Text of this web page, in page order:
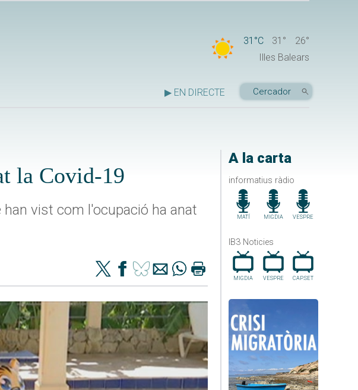
31°C 31°
26°
Illes Balears
▶ EN DIRECTE
A la carta
informatius ràdio
MATÍ MIGDIA VESPRE
IB3 Noticies
MIGDIA VESPRE CAP.SET
la Covid-19
vist com l'ocupació ha anat